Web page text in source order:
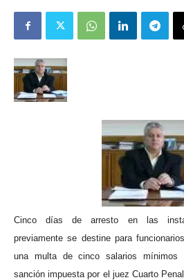
Cinco días de arresto en las
previamente se destine para
una multa de cinco salarios mínimos
sanción impuesta por el juez Cuarto